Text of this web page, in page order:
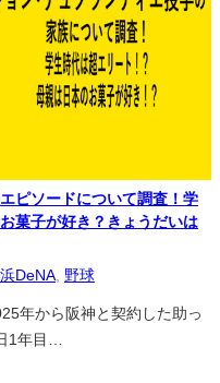
ピソードについて調査！学
菓子が好き？きょうだいは
DeNA 野球
年から阪神と契約した助っ
1年目…